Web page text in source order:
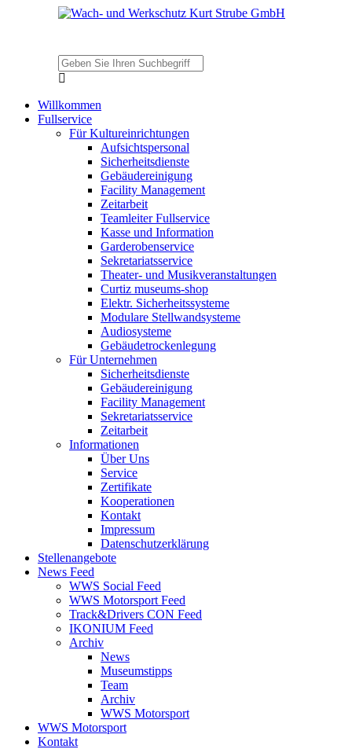
Willkommen
Fullservice
Für Kultureinrichtungen
Aufsichtspersonal
Sicherheitsdienste
Gebäudereinigung
Facility Management
Zeitarbeit
Teamleiter Fullservice
Kasse und Information
Garderobenservice
Sekretariatsservice
Theater- und Musikveranstaltungen
Curtiz museums-shop
Elektr. Sicherheitssysteme
Modulare Stellwandsysteme
Audiosysteme
Gebäudetrockenlegung
Für Unternehmen
Sicherheitsdienste
Gebäudereinigung
Facility Management
Sekretariatsservice
Zeitarbeit
Informationen
Über Uns
Service
Zertifikate
Kooperationen
Kontakt
Impressum
Datenschutzerklärung
Stellenangebote
News Feed
WWS Social Feed
WWS Motorsport Feed
Track&Drivers CON Feed
IKONIUM Feed
Archiv
News
Museumstipps
Team
Archiv
WWS Motorsport
WWS Motorsport
Kontakt